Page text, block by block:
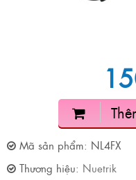
Mã sản phẩm: NL4FX
Thương hiệu: Nuetrik